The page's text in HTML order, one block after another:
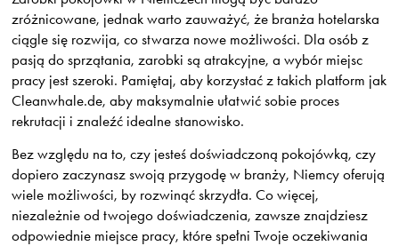
zróżnicowane, jednak warto zauważyć, że branża hotelarska
ciągle się rozwija, co stwarza nowe możliwości. Dla osób z
pasją do sprzątania, zarobki są atrakcyjne, a wybór miejsc
pracy jest szeroki. Pamiętaj, aby korzystać z takich platform jak
Cleanwhale.de, aby maksymalnie ułatwić sobie proces
rekrutacji i znaleźć idealne stanowisko.
Bez względu na to, czy jesteś doświadczoną pokojówką, czy
dopiero zaczynasz swoją przygodę w branży, Niemcy oferują
wiele możliwości, by rozwinąć skrzydła. Co więcej,
niezależnie od twojego doświadczenia, zawsze znajdziesz
odpowiednie miejsce pracy, które spełni Twoje oczekiwania